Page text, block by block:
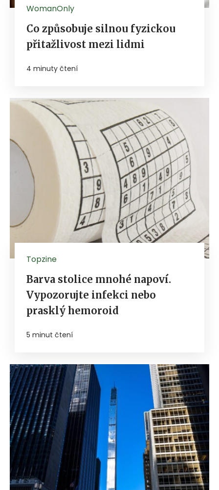
WomanOnly
Co způsobuje silnou fyzickou
přitažlivost mezi lidmi
4 minuty čtení
Topzine
Barva stolice mnohé napoví.
Vypozorujte infekci nebo
prasklý hemoroid
5 minut čtení